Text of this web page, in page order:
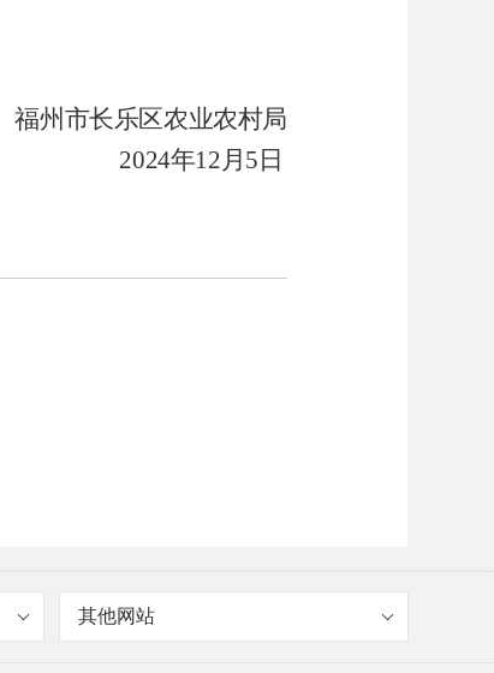
福州市长乐区农业农村局
2024年12月 5 日
其他网站